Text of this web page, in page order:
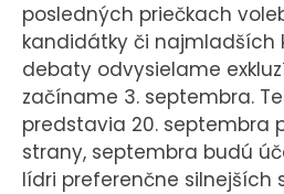
posledných priečkach
kandidátky či najmladších
debaty odvysielame
začíname 3. septembra.
predstavia 20. septembra
strany, septembra budú
lídri preferenčne silnejších